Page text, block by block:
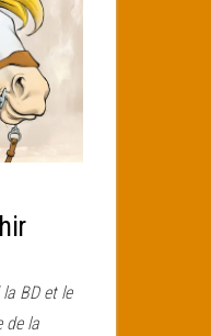
BD et le
de la